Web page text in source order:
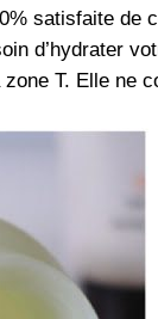
satisfaite de
d’hydrater
T. Elle ne